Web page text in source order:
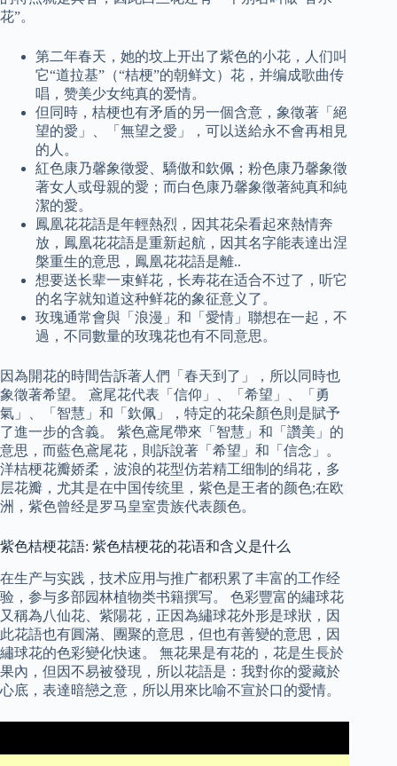
花”。
第二年春天，她的坟上开出了紫色的小花，人们叫
它“道拉基”（“桔梗”的朝鲜文）花，并编成歌曲传
唱，赞美少女纯真的爱情。
但同時，桔梗也有矛盾的另一個含意，象徵著「絕
望的愛」、「無望之愛」，可以送給永不會再相見
的人。
紅色康乃馨象徵愛、驕傲和欽佩；粉色康乃馨象徵
著女人或母親的愛；而白色康乃馨象徵著純真和純
潔的愛。
鳳凰花花語是年輕熱烈，因其花朵看起來熱情奔
放，鳳凰花花語是重新起航，因其名字能表達出涅
槃重生的意思，鳳凰花花語是離..
想要送长辈一束鲜花，长寿花在适合不过了，听它
的名字就知道这种鲜花的象征意义了。
玫瑰通常會與「浪漫」和「愛情」聯想在一起，不
過，不同數量的玫瑰花也有不同意思。
因為開花的時間告訴著人們「春天到了」，所以同時也
象徵著希望。 鳶尾花代表「信仰」、「希望」、「勇
氣」、「智慧」和「欽佩」，特定的花朵顏色則是賦予
了進一步的含義。 紫色鳶尾帶來「智慧」和「讚美」的
意思，而藍色鳶尾花，則訴說著「希望」和「信念」。
洋桔梗花瓣娇柔，波浪的花型仿若精工细制的绢花，多
层花瓣，尤其是在中国传统里，紫色是王者的颜色;在欧
洲，紫色曾经是罗马皇室贵族代表颜色。
紫色桔梗花語: 紫色桔梗花的花语和含义是什么
在生产与实践，技术应用与推广都积累了丰富的工作经
验，参与多部园林植物类书籍撰写。 色彩豐富的繡球花
又稱為八仙花、紫陽花，正因為繡球花外形是球狀，因
此花語也有圓滿、團聚的意思，但也有善變的意思，因
繡球花的色彩變化快速。 無花果是有花的，花是生長於
果內，但因不易被發現，所以花語是：我對你的愛藏於
心底，表達暗戀之意，所以用來比喻不宣於口的愛情。